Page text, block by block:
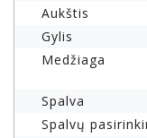
Aukštis
Gylis
Medžiaga
Spalva
Spalvų